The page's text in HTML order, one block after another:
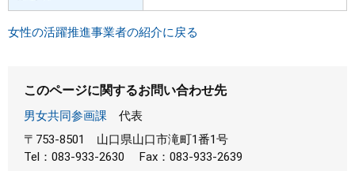
女性の活躍推進事業者の紹介に戻る
このページに関するお問い合わせ先
男女共同参画課
代表
〒753-8501
山口県山口市滝町1番1号
Tel：083-933-2630
Fax：083-933-2639